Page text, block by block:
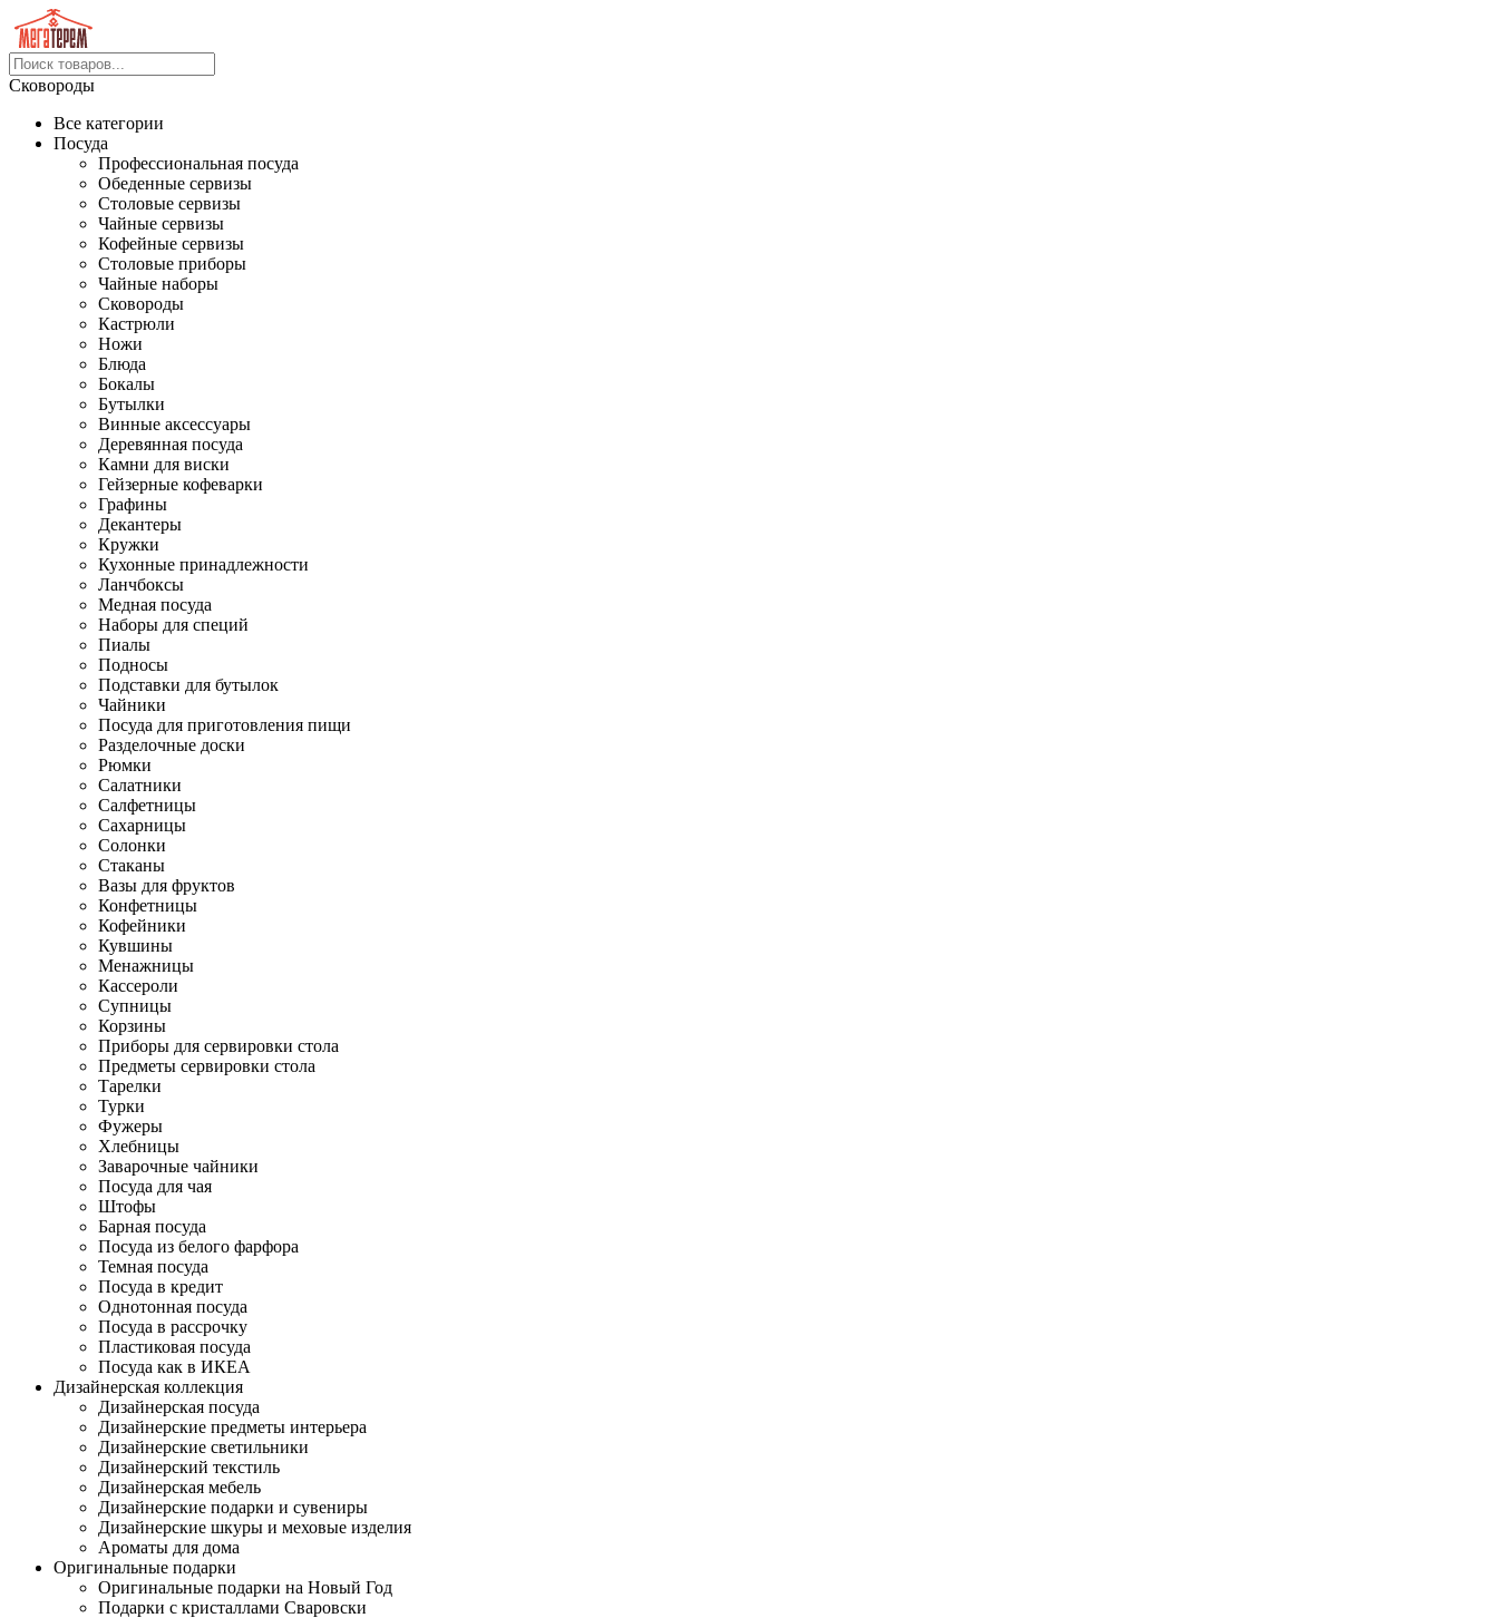
Сковороды
Все категории
Посуда
Профессиональная посуда
Обеденные сервизы
Столовые сервизы
Чайные сервизы
Кофейные сервизы
Столовые приборы
Чайные наборы
Сковороды
Кастрюли
Ножи
Блюда
Бокалы
Бутылки
Винные аксессуары
Деревянная посуда
Камни для виски
Гейзерные кофеварки
Графины
Декантеры
Кружки
Кухонные принадлежности
Ланчбоксы
Медная посуда
Наборы для специй
Пиалы
Подносы
Подставки для бутылок
Чайники
Посуда для приготовления пищи
Разделочные доски
Рюмки
Салатники
Салфетницы
Сахарницы
Солонки
Стаканы
Вазы для фруктов
Конфетницы
Кофейники
Кувшины
Менажницы
Кассероли
Супницы
Корзины
Приборы для сервировки стола
Предметы сервировки стола
Тарелки
Турки
Фужеры
Хлебницы
Заварочные чайники
Посуда для чая
Штофы
Барная посуда
Посуда из белого фарфора
Темная посуда
Посуда в кредит
Однотонная посуда
Посуда в рассрочку
Пластиковая посуда
Посуда как в ИКЕА
Дизайнерская коллекция
Дизайнерская посуда
Дизайнерские предметы интерьера
Дизайнерские светильники
Дизайнерский текстиль
Дизайнерская мебель
Дизайнерские подарки и сувениры
Дизайнерские шкуры и меховые изделия
Ароматы для дома
Оригинальные подарки
Оригинальные подарки на Новый Год
Подарки с кристаллами Сваровски